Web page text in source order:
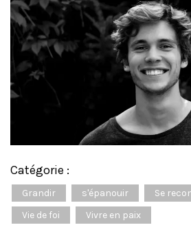
Catégorie :
Grandir s'épanouir
Se
Vie de foi
Vivre en paix